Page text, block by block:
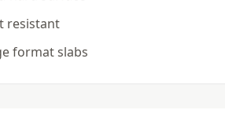
resistant
format slabs